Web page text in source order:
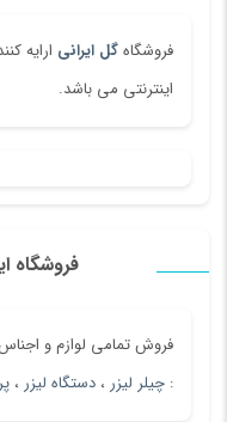
فروشگاهگل ایرانی ارایه
اینترنتی می باشد.
فروشگاه
فروش تمامی لوازم و اجناس
: چیلر لیزر ، دستگاه لیزر ،